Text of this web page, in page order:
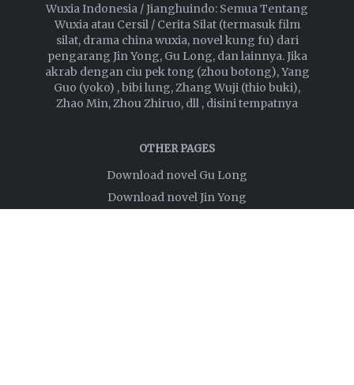
Wuxia Indonesia / Jianghuindo: Semua Tentang
Wuxia atau Cersil / Cerita Silat (termasuk film
silat, drama china wuxia, novel kung fu) dari
pengarang Jin Yong, Gu Long, dan lainnya. Jika
akrab dengan ciu pek tong (zhou botong), Yang
Guo (yoko) , bibi lung, Zhang Wuji (thio buki),
Zhao Min, Zhou Zhiruo, dll , disini tempatnya
OTHER PAGES
Download novel Gu Long
Download novel Jin Yong